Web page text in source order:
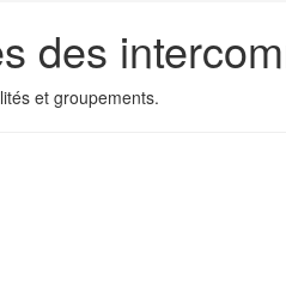
des
et groupements.